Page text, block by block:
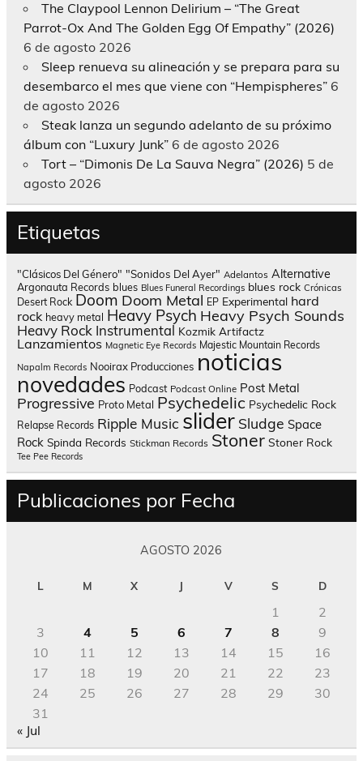
The Claypool Lennon Delirium – “The Great
Parrot-Ox And The Golden Egg Of Empathy” (2026)
6 de agosto 2026
Sleep renueva su alineación y se prepara para su
desembarco el mes que viene con “Hempispheres” 6
de agosto 2026
Steak lanza un segundo adelanto de su próximo
álbum con “Luxury Junk” 6 de agosto 2026
Tort – “Dimonis De La Sauva Negra” (2026) 5 de
agosto 2026
Etiquetas
"Clásicos Del Género" "Sonidos Del Ayer" Adelantos Alternative
Argonauta Records blues Blues Funeral Recordings blues rock Crónicas
Desert Rock Doom Doom Metal EP Experimental hard
rock heavy metal Heavy Psych Heavy Psych Sounds
Heavy Rock Instrumental Kozmik Artifactz
Lanzamientos Magnetic Eye Records Majestic Mountain Records
Napalm Records Nooirax Producciones noticias
novedades Podcast Podcast Online Post Metal
Progressive Proto Metal Psychedelic Psychedelic Rock
Relapse Records Ripple Music slider Sludge Space
Rock Spinda Records Stickman Records Stoner Stoner Rock
Tee Pee Records
Publicaciones por Fecha
AGOSTO 2026
L M X J V S D
1
2
3
4 5 6 7 8
9
10
11 12 13 14 15
16
17
18 19 20 21 22
23
24
25 26 27 28 29
30
31
« Jul